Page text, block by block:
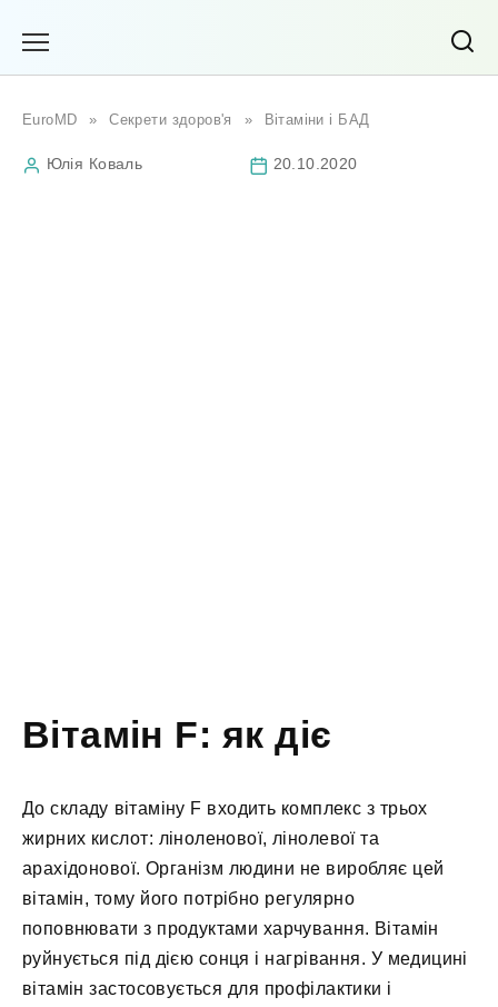
EuroMD » Секрети здоров'я » Вітаміни і БАД
Юлія Коваль 20.10.2020
Вітамін F: як діє
До складу вітаміну F входить комплекс з трьох
жирних кислот: ліноленової, лінолевої та
арахідонової. Організм людини не виробляє цей
вітамін, тому його потрібно регулярно
поповнювати з продуктами харчування. Вітамін
руйнується під дією сонця і нагрівання. У медицині
вітамін застосовується для профілактики і